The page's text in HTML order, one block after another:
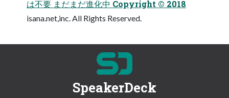
は不要 まだまだ進化中 Copyright © 2018
isana.net,inc. All Rights Reserved.
SpeakerDeck